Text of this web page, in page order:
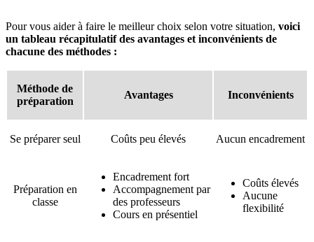
Pour vous aider à faire le meilleur choix selon votre situation, voici
un tableau récapitulatif des avantages et inconvénients de
chacune des méthodes :
Méthode de
préparation
Avantages Inconvénients
Se préparer seul Coûts peu élevés Aucun encadrement
Préparation en
classe
Encadrement fort
Accompagnement par
des professeurs
Cours en présentiel
Coûts élevés
Aucune
flexibilité